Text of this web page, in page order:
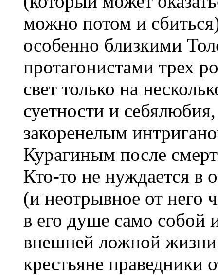
можно потом и
особенно близкими
протагонистами трех
свет только на
суетности и
закоренелым
Курагиным после
Кто-то не нуждается в
(и неотрывное от него
в его душе само собой
внешней ложной
крестьяне праведники